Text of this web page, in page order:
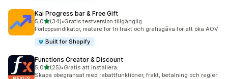
Kai Progress bar & Free Gift
5,0av 5 stjärnor
(34)
34 recensioner totalt
•Gratis testversion tillgänglig
Förloppsindikator, mätare för fri frakt och gratisgåva för att öka AOV
Built for Shopify
Functions Creator & Discount
5,0av 5 stjärnor
(25)
25 recensioner totalt
•Gratis att installera
Skapa obegränsat med rabattfunktioner, frakt, betalning och regler